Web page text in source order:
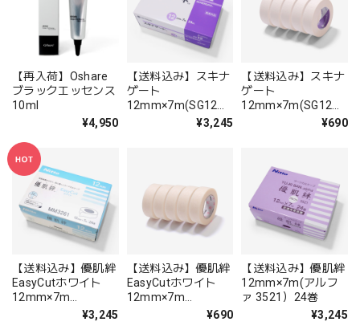
【再入荷】Oshare
ブラックエッセンス
10ml
¥4,950
【送料込み】スキナ
ゲート
12mm×7m(SG12）
¥3,245
【送料込み】スキナ
ゲート
12mm×7m(SG12）
¥690
【送料込み】優肌絆
EasyCutホワイト
12mm×7m
(MM3261) 24巻
¥3,245
【送料込み】優肌絆
EasyCutホワイト
12mm×7m
¥690
【送料込み】優肌絆
12mm×7m(アルフ
ァ 3521）24巻
¥3,245